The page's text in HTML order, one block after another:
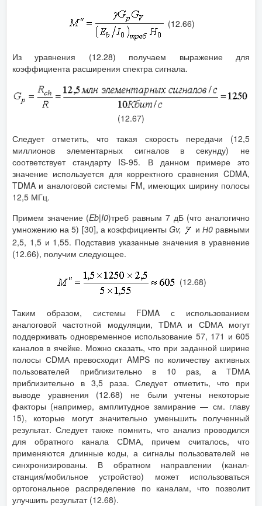
(12.66)
Из уравнения (12.28) получаем выражение для
коэффициента расширения спектра сигнала.
(12.67)
Следует отметить, что такая скорость передачи (12,5
миллионов элементарных сигналов в секунду) не
соответствует стандарту IS-95. В данном примере это
значение используется для корректного сравнения CDMA,
TDMA и аналоговой системы FM, имеющих ширину полосы
12,5 МГц.
Примем значение (Eb|I0)треб равным 7 дБ (что аналогично
умножению на 5) [30], а коэффициентыGv, и Н0 равными
2,5, 1,5 и 1,55. Подставив указанные значения в уравнение
(12.66), получим следующее.
(12.68)
Таким образом, системы FDMA с использованием
аналоговой частотной модуляции, ТDМА и СDМА могут
поддерживать одновременное использование 57, 171 и 605
каналов в ячейке. Можно сказать, что при заданной ширине
полосы СDМА превосходит AMPS по количеству активных
пользователей приблизительно в 10 раз, а ТDМА
приблизительно в 3,5 раза. Следует отметить, что при
выводе уравнения (12.68) не были учтены некоторые
факторы (например, амплитудное замирание — см. главу
15), которые могут значительно уменьшить полученный
результат. Следует также помнить, что анализ проводился
для обратного канала СDМА, причем считалось, что
применяются длинные коды, а сигналы пользователей не
синхронизированы. В обратном направлении (канал-
станция/мобильное устройство) может использоваться
ортогональное распределение по каналам, что позволит
улучшить результат (12.68).